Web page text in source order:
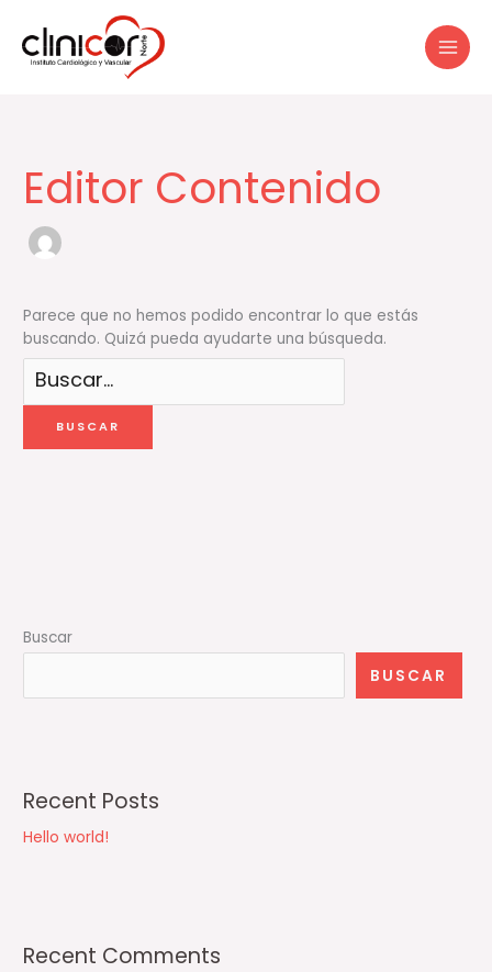
contenido
Editor Contenido
Parece que no hemos podido encontrar lo que estás
buscando. Quizá pueda ayudarte una búsqueda.
Buscar
BUSCAR
Recent Posts
Hello world!
Recent Comments